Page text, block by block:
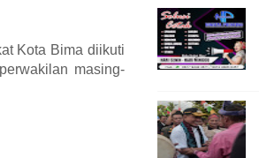
Kota Bima diikuti
masing-